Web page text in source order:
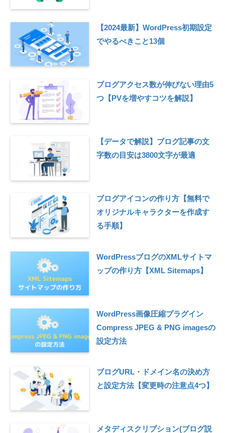
【2024最新】WordPress初期設定
でやるべきこと13個
ブログアクセス数が伸びない理由5
つ【PVを増やすコツを解説】
【データで解説】ブログ記事の文
字数の目安は3800文字が最適
ブログアイコンの作り方【無料で
オリジナルキャラクターを作成す
る手順】
WordPressブログのXMLサイトマ
ップの作り方【XML Sitemaps】
WordPress画像圧縮プラグイン
Compress JPEG & PNG imagesの
設定方法
ブログURL・ドメイン名の決め方
と設定方法【変更時の注意点4つ】
メタディスクリプション(ブログ説